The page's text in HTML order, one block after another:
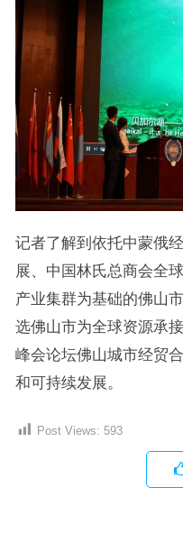
记者了解到依托中蒙俄
展、中国林氏总商会全
产业集群为基础的佛山
选佛山市为全球资源承
峰会论坛佛山城市经贸
和可持续发展。
Post Views: 593